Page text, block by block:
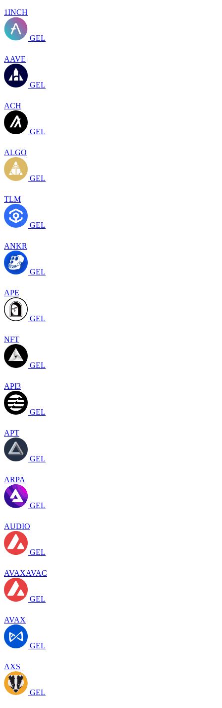
1INCH
GEL
AAVE
GEL
ACH
GEL
ALGO
GEL
TLM
GEL
ANKR
GEL
APE
GEL
NFT
GEL
API3
GEL
APT
GEL
ARPA
GEL
AUDIO
GEL
AVAXAVAC
GEL
AVAX
GEL
AXS
GEL